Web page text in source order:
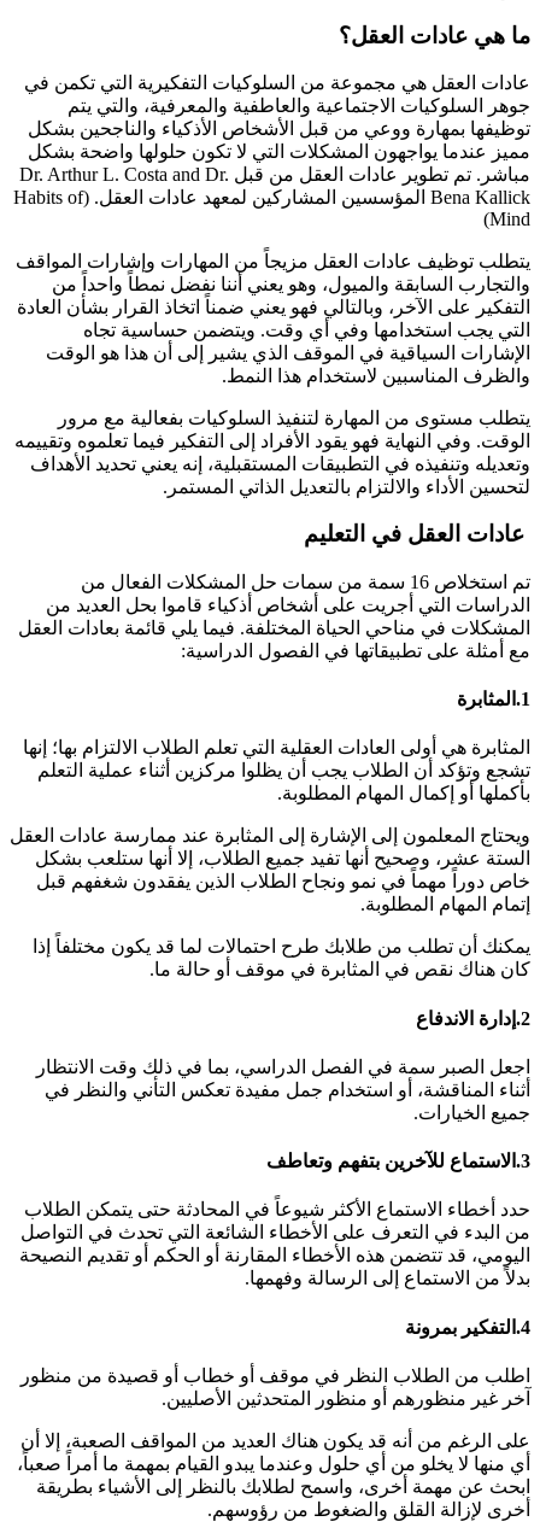
ما هي عادات العقل؟
عادات العقل هي مجموعة من السلوكيات التفكيرية التي تكمن في
جوهر السلوكيات الاجتماعية والعاطفية والمعرفية، والتي يتم
توظيفها بمهارة ووعي من قبل الأشخاص الأذكياء والناجحين بشكل
مميز عندما يواجهون المشكلات التي لا تكون حلولها واضحة بشكل
مباشر. تم تطوير عادات العقل من قبل Dr. Arthur L. Costa and Dr.
Bena Kallick المؤسسين المشاركين لمعهد عادات العقل. (Habits of
Mind)
يتطلب توظيف عادات العقل مزيجاً من المهارات وإشارات المواقف
والتجارب السابقة والميول، وهو يعني أننا نفضل نمطاً واحداً من
التفكير على الآخر، وبالتالي فهو يعني ضمناً اتخاذ القرار بشأن العادة
التي يجب استخدامها وفي أي وقت. ويتضمن حساسية تجاه
الإشارات السياقية في الموقف الذي يشير إلى أن هذا هو الوقت
والظرف المناسبين لاستخدام هذا النمط.
يتطلب مستوى من المهارة لتنفيذ السلوكيات بفعالية مع مرور
الوقت. وفي النهاية فهو يقود الأفراد إلى التفكير فيما تعلموه وتقييمه
وتعديله وتنفيذه في التطبيقات المستقبلية، إنه يعني تحديد الأهداف
لتحسين الأداء والالتزام بالتعديل الذاتي المستمر.
عادات العقل في التعليم
تم استخلاص 16 سمة من سمات حل المشكلات الفعال من
الدراسات التي أجريت على أشخاص أذكياء قاموا بحل العديد من
المشكلات في مناحي الحياة المختلفة. فيما يلي قائمة بعادات العقل
مع أمثلة على تطبيقاتها في الفصول الدراسية:
1. المثابرة
المثابرة هي أولى العادات العقلية التي تعلم الطلاب الالتزام بها؛ إنها
تشجع وتؤكد أن الطلاب يجب أن يظلوا مركزين أثناء عملية التعلم
بأكملها أو إكمال المهام المطلوبة.
ويحتاج المعلمون إلى الإشارة إلى المثابرة عند ممارسة عادات العقل
الستة عشر، وصحيح أنها تفيد جميع الطلاب، إلا أنها ستلعب بشكل
خاص دوراً مهماً في نمو ونجاح الطلاب الذين يفقدون شغفهم قبل
إتمام المهام المطلوبة.
يمكنك أن تطلب من طلابك طرح احتمالات لما قد يكون مختلفاً إذا
كان هناك نقص في المثابرة في موقف أو حالة ما.
2. إدارة الاندفاع
اجعل الصبر سمة في الفصل الدراسي، بما في ذلك وقت الانتظار
أثناء المناقشة، أو استخدام جمل مفيدة تعكس التأني والنظر في
جميع الخيارات.
3. الاستماع للآخرين بتفهم وتعاطف
حدد أخطاء الاستماع الأكثر شيوعاً في المحادثة حتى يتمكن الطلاب
من البدء في التعرف على الأخطاء الشائعة التي تحدث في التواصل
اليومي، قد تتضمن هذه الأخطاء المقارنة أو الحكم أو تقديم النصيحة
بدلاً من الاستماع إلى الرسالة وفهمها.
4. التفكير بمرونة
اطلب من الطلاب النظر في موقف أو خطاب أو قصيدة من منظور
آخر غير منظورهم أو منظور المتحدثين الأصليين.
على الرغم من أنه قد يكون هناك العديد من المواقف الصعبة، إلا أن
أي منها لا يخلو من أي حلول وعندما يبدو القيام بمهمة ما أمراً صعباً،
ابحث عن مهمة أخرى، واسمح لطلابك بالنظر إلى الأشياء بطريقة
أخرى لإزالة القلق والضغوط من رؤوسهم.